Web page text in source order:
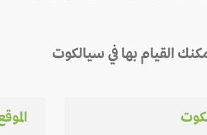
القيام بها في سيالكوت